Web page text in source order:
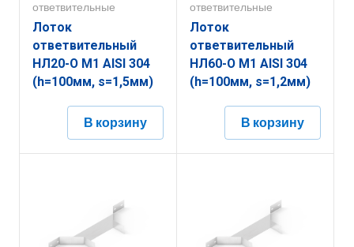
ответвительные
Лоток
ответвительный
НЛ20-О М1 AISI 304
(h=100мм, s=1,5мм)
В корзину
ответвительные
Лоток
ответвительный
НЛ60-О М1 AISI 304
(h=100мм, s=1,2мм)
В корзину